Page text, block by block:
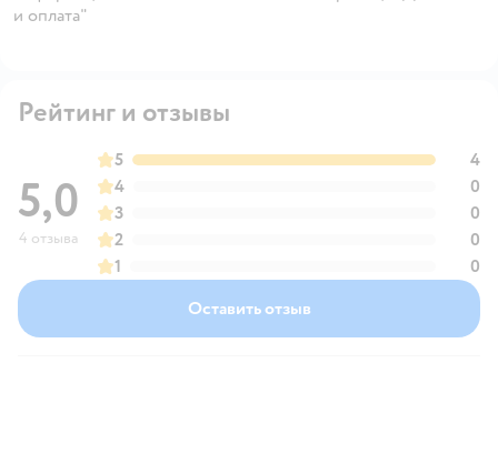
и оплата"
Рейтинг и отзывы
5,0
4 отзыва
5
4
4
0
3
0
2
0
1
0
Оставить отзыв